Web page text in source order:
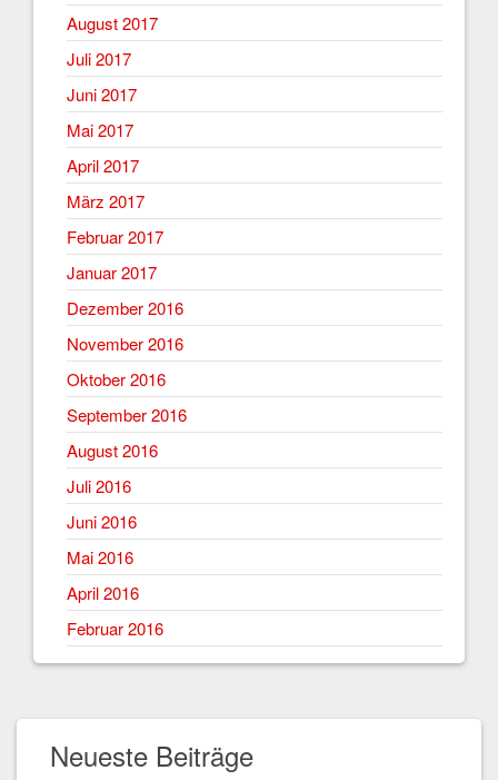
August 2017
Juli 2017
Juni 2017
Mai 2017
April 2017
März 2017
Februar 2017
Januar 2017
Dezember 2016
November 2016
Oktober 2016
September 2016
August 2016
Juli 2016
Juni 2016
Mai 2016
April 2016
Februar 2016
Neueste Beiträge